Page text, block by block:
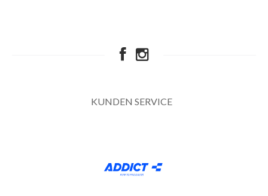
KUNDEN SERVICE